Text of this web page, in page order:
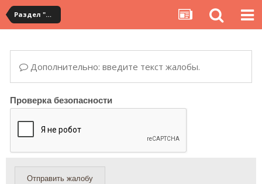
Раздел "Мои покупки" на сервисе YouCanBuy
Дополнительно: введите текст жалобы.
Проверка безопасности
Отправить жалобу